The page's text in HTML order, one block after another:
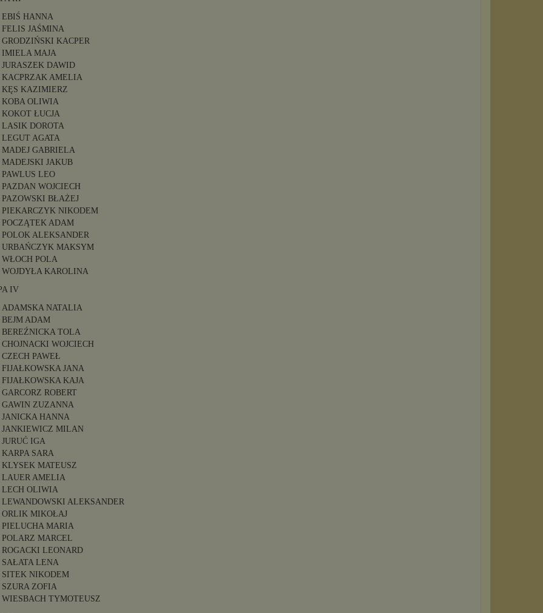
EBIŚ HANNA
FELIS JAŚMINA
GRODZIŃSKI KACPER
IMIELA MAJA
JURASZEK DAWID
KACPRZAK AMELIA
KĘS KAZIMIERZ
KOBA OLIWIA
KOKOT ŁUCJA
LASIK DOROTA
LEGUT AGATA
MADEJ GABRIELA
MADEJSKI JAKUB
PAWLUS LEO
PAZDAN WOJCIECH
PAZOWSKI BŁAŻEJ
PIEKARCZYK NIKODEM
POCZĄTEK ADAM
POLOK ALEKSANDER
URBAŃCZYK MAKSYM
WŁOCH POLA
WOJDYŁA KAROLINA
IV
ADAMSKA NATALIA
BEJM ADAM
BEREŹNICKA TOLA
CHOJNACKI WOJCIECH
CZECH PAWEŁ
FIJAŁKOWSKA JANA
FIJAŁKOWSKA KAJA
GARCORZ ROBERT
GAWIN ZUZANNA
JANICKA HANNA
JANKIEWICZ MILAN
JURUĆ IGA
KARPA SARA
KLYSEK MATEUSZ
LAUER AMELIA
LECH OLIWIA
LEWANDOWSKI ALEKSANDER
ORLIK MIKOŁAJ
PIELUCHA MARIA
POLARZ MARCEL
ROGACKI LEONARD
SAŁATA LENA
SITEK NIKODEM
SZURA ZOFIA
WIESBACH TYMOTEUSZ